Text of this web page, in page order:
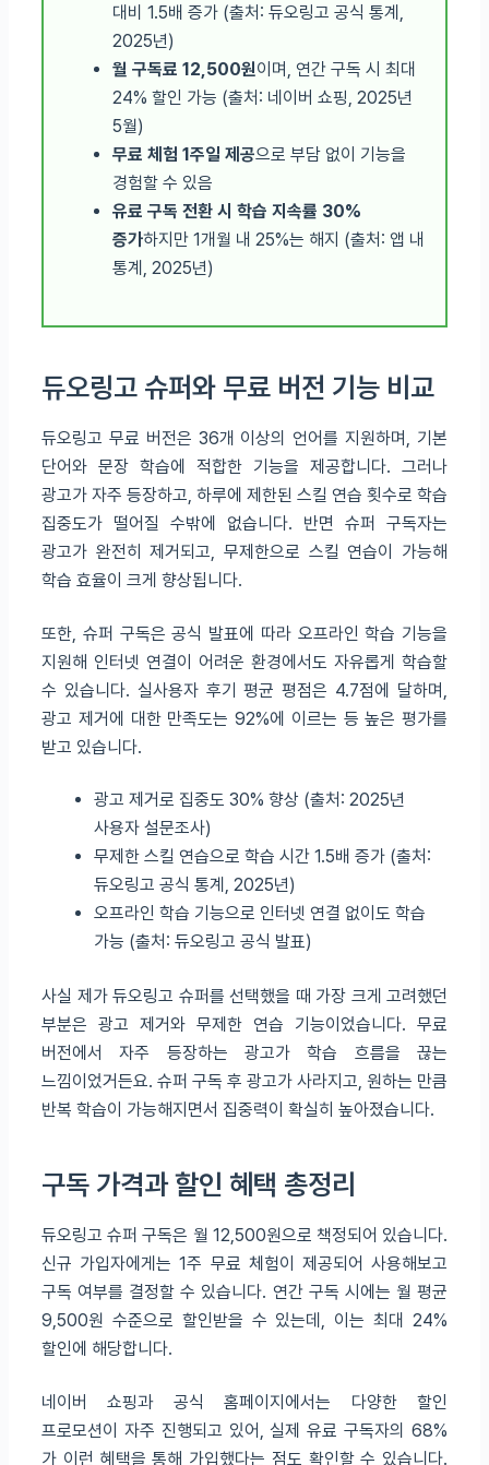
대비 1.5배 증가 (출처: 듀오링고 공식 통계,
2025년)
월 구독료 12,500원이며, 연간 구독 시 최대
24% 할인 가능 (출처: 네이버 쇼핑, 2025년
5월)
무료 체험 1주일 제공으로 부담 없이 기능을
경험할 수 있음
유료 구독 전환 시 학습 지속률 30%
증가하지만 1개월 내 25%는 해지 (출처: 앱 내
통계, 2025년)
듀오링고 슈퍼와 무료 버전 기능 비교
듀오링고 무료 버전은 36개 이상의 언어를 지원하며, 기본
단어와 문장 학습에 적합한 기능을 제공합니다. 그러나
광고가 자주 등장하고, 하루에 제한된 스킬 연습 횟수로 학습
집중도가 떨어질 수밖에 없습니다. 반면 슈퍼 구독자는
광고가 완전히 제거되고, 무제한으로 스킬 연습이 가능해
학습 효율이 크게 향상됩니다.
또한, 슈퍼 구독은 공식 발표에 따라 오프라인 학습 기능을
지원해 인터넷 연결이 어려운 환경에서도 자유롭게 학습할
수 있습니다. 실사용자 후기 평균 평점은 4.7점에 달하며,
광고 제거에 대한 만족도는 92%에 이르는 등 높은 평가를
받고 있습니다.
광고 제거로 집중도 30% 향상 (출처: 2025년
사용자 설문조사)
무제한 스킬 연습으로 학습 시간 1.5배 증가 (출처:
듀오링고 공식 통계, 2025년)
오프라인 학습 기능으로 인터넷 연결 없이도 학습
가능 (출처: 듀오링고 공식 발표)
사실 제가 듀오링고 슈퍼를 선택했을 때 가장 크게 고려했던
부분은 광고 제거와 무제한 연습 기능이었습니다. 무료
버전에서 자주 등장하는 광고가 학습 흐름을 끊는
느낌이었거든요. 슈퍼 구독 후 광고가 사라지고, 원하는 만큼
반복 학습이 가능해지면서 집중력이 확실히 높아졌습니다.
구독 가격과 할인 혜택 총정리
듀오링고 슈퍼 구독은 월 12,500원으로 책정되어 있습니다.
신규 가입자에게는 1주 무료 체험이 제공되어 사용해보고
구독 여부를 결정할 수 있습니다. 연간 구독 시에는 월 평균
9,500원 수준으로 할인받을 수 있는데, 이는 최대 24%
할인에 해당합니다.
네이버 쇼핑과 공식 홈페이지에서는 다양한 할인
프로모션이 자주 진행되고 있어, 실제 유료 구독자의 68%
가 이런 혜택을 통해 가입했다는 점도 확인할 수 있습니다.